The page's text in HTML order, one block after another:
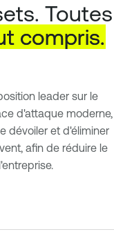
Toutes
compris.
leader sur le
d'attaque moderne,
dévoiler et d'éliminer
afin de réduire le